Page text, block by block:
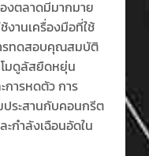
งตลาดมีมากมาย
งานเครื่องมือที่ใช้
รทดสอบคุณสมบัติ
มดูลัสยืดหยุ่น
การหดตัว การ
ระสานกับคอนกรีต
กำลังเฉือนอัดใน